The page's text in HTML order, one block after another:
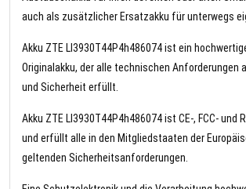
auch als zusätzlicher Ersatzakku für unterwegs
Akku ZTE LI3930T44P4h486074 ist ein
Originalakku, der alle technischen Anforderungen
und Sicherheit erfüllt.
Akku ZTE LI3930T44P4h486074 ist CE-, FCC- und
und erfüllt alle in den Mitgliedstaaten der
geltenden Sicherheitsanforderungen.